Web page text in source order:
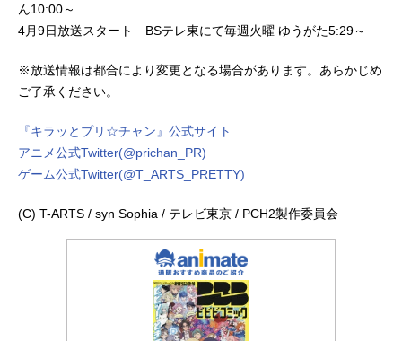
ん10:00～
4月9日放送スタート BSテレ東にて毎週火曜 ゆうがた5:29～
※放送情報は都合により変更となる場合があります。あらかじめ
ご了承ください。
『キラッとプリ☆チャン』公式サイト
アニメ公式Twitter(@prichan_PR)
ゲーム公式Twitter(@T_ARTS_PRETTY)
(C) T-ARTS / syn Sophia / テレビ東京 / PCH2製作委員会